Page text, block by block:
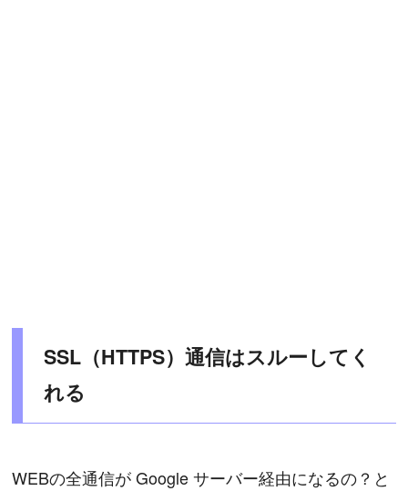
SSL（HTTPS）通信はスルーしてく
れる
WEBの全通信が Google サーバー経由になるの？と